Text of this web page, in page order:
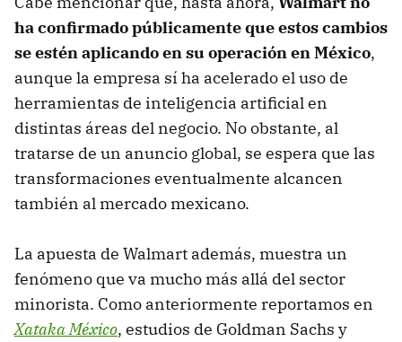
ha confirmado públicamente que estos cambios
se estén aplicando en su operación en México,
aunque la empresa sí ha acelerado el uso de
herramientas de inteligencia artificial en
distintas áreas del negocio. No obstante, al
tratarse de un anuncio global, se espera que las
transformaciones eventualmente alcancen
también al mercado mexicano.
La apuesta de Walmart además, muestra un
fenómeno que va mucho más allá del sector
minorista. Como anteriormente reportamos en
Xataka México, estudios de Goldman Sachs y